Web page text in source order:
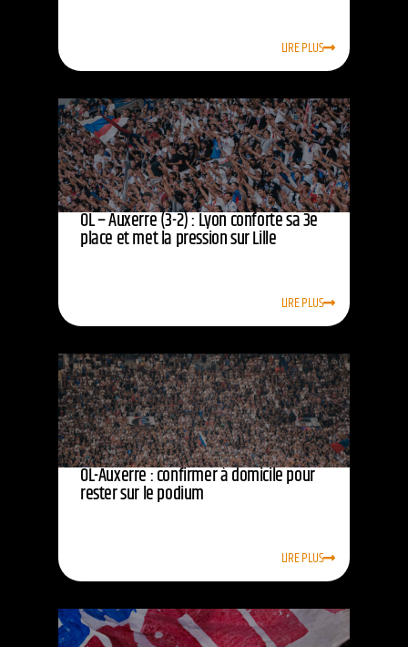
LIRE PLUS
OL – Auxerre (3-2) : Lyon conforte sa 3e
place et met la pression sur Lille
LIRE PLUS
OL-Auxerre : confirmer à domicile pour
rester sur le podium
LIRE PLUS